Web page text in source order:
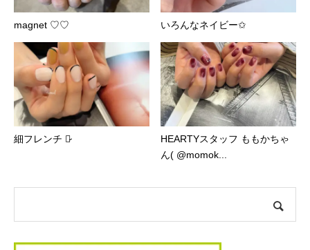
magnet ♡♡ いろんなネイビー✩︎
細フレンチ ♡̷
HEARTYスタッフ ももかちゃ
ん( @momok...